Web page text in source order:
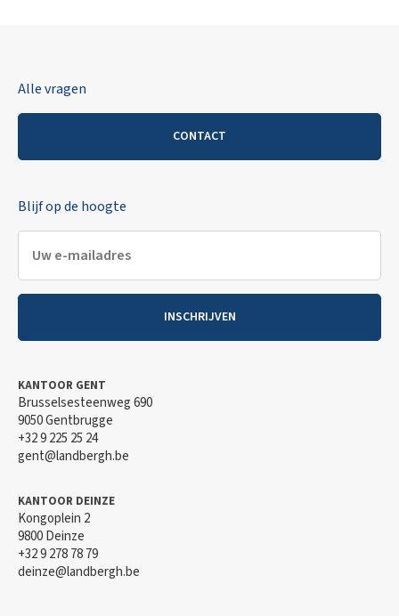
Alle vragen
CONTACT
Blijf op de hoogte
INSCHRIJVEN
KANTOOR GENT
Brusselsesteenweg 690
9050 Gentbrugge
+32 9 225 25 24
gent@landbergh.be
KANTOOR DEINZE
Kongoplein 2
9800 Deinze
+32 9 278 78 79
deinze@landbergh.be